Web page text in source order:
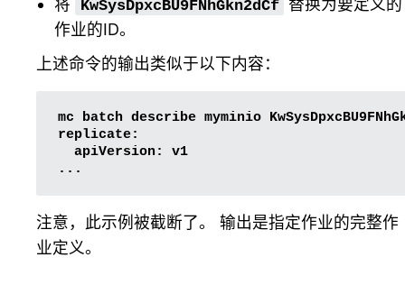
KwSysDpxcBU9FNhGkn2dCf
作业的ID。
上述命令的输出类似于以下内容：
mc batch describe myminio
apiVersion:
v1
注意，此示例被截断了。 输出是指定作业的完整作
业定义。